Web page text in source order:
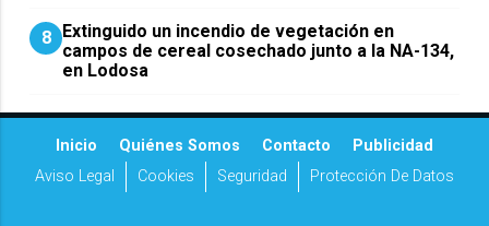
8
Extinguido un incendio de vegetación en
campos de cereal cosechado junto a la NA-134,
en Lodosa
Inicio Quiénes Somos Contacto
Publicidad
Aviso Legal
Cookies Seguridad Protección De Datos